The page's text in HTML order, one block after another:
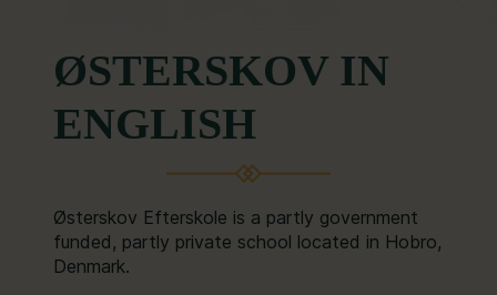
ØSTERSKOV IN
ENGLISH
Østerskov Efterskole is a partly government
funded, partly private school located in Hobro,
Denmark.